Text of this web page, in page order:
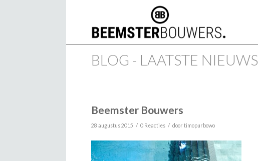
BLOG - LAATSTE NIEUWS
Beemster Bouwers
28 augustus 2015 / 0 Reacties / door timopurbowo